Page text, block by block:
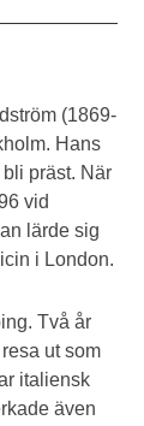
(1869-
Hans
präst. När
vid
lärde sig
i London.
Två år
ut som
italiensk
även